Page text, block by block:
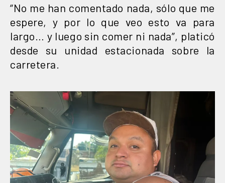
“No me han comentado nada, sólo que me
espere, y por lo que veo esto va para
largo… y luego sin comer ni nada”, platicó
desde su unidad estacionada sobre la
carretera.